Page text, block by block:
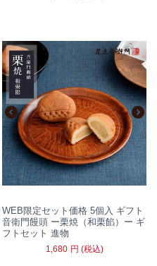
WEB限定セット価格 5個入 ギフト
音衛門饅頭 ー栗焼（和栗餡）ー ギ
フトセット 進物
1,680 円 (税込)